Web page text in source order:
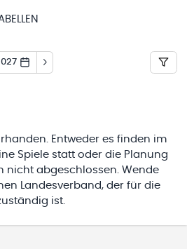
Entweder es finden im
Spiele statt oder die Planung
nicht abgeschlossen. Wende
Landesverband, der für die
ist.